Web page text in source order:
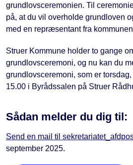
grundlovsceremonien. Til
på, at du vil overholde grundloven
med en repræsentant fra
Struer Kommune holder to gange
grundlovsceremoni, og nu kan du
grundlovsceremoni, som er
15.00 i Byrådssalen på Struer
Sådan melder du dig til:
Send en mail til
september 2025.